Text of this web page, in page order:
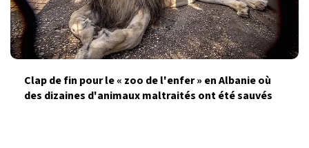
Clap de fin pour le « zoo de l'enfer » en Albanie où
des dizaines d'animaux maltraités ont été sauvés